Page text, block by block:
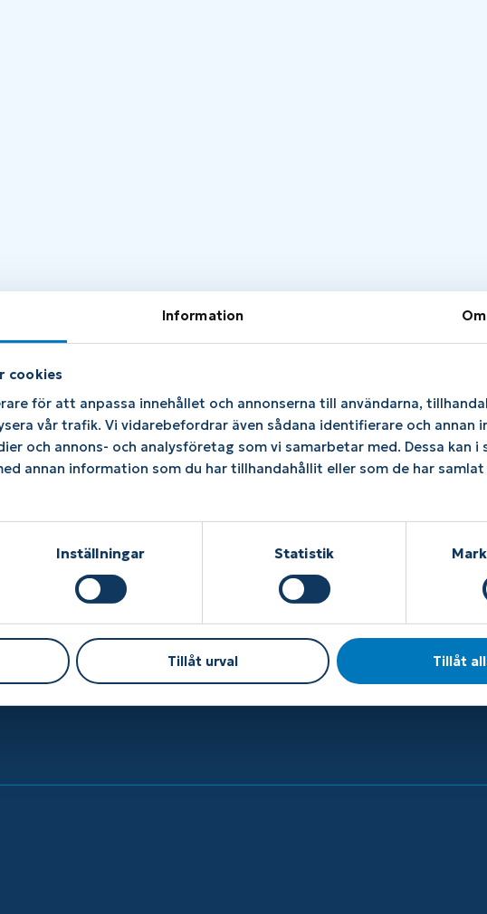
Information Om
cookies
för att anpassa innehållet och annonserna till användarna,
vår trafik. Vi vidarebefordrar även sådana identifierare och annan
och annons- och analysföretag som vi samarbetar med. Dessa kan i
annan information som du har tillhandahållit eller som de har samlat
Inställningar Statistik
Tillåt urval Tillåt
för
Hjälp &
Support
Kontakt